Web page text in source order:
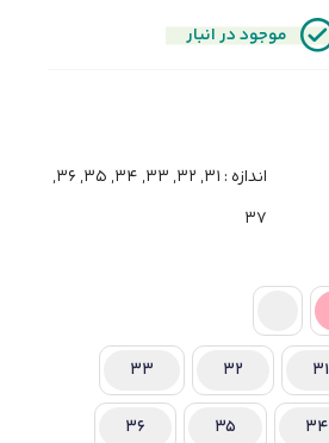
موجود در انبار
اندازه :
31, 32, 33, 34, 35, 36,
37
31
32
33
34
35
36